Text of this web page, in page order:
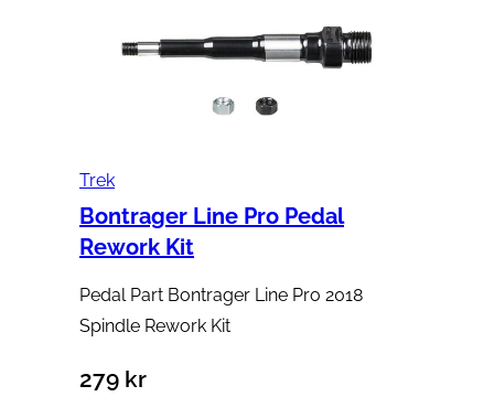
Trek
Bontrager Line Pro Pedal
Rework Kit
Pedal Part Bontrager Line Pro 2018
Spindle Rework Kit
279 kr